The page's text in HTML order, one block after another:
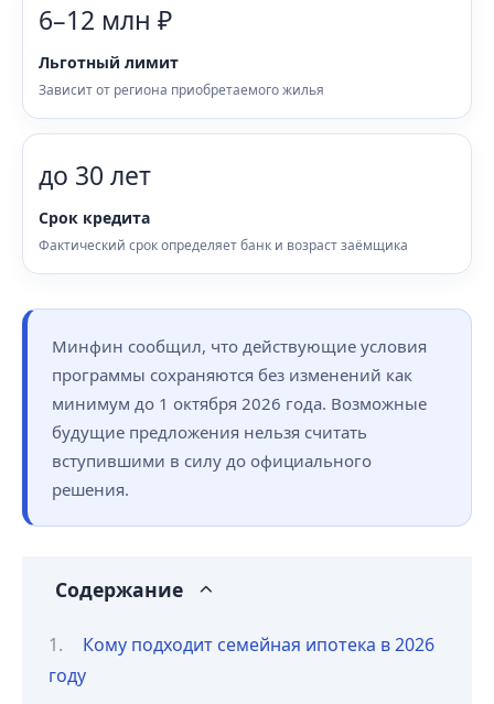
6–12 млн ₽
Льготный лимит
Зависит от региона приобретаемого жилья
до 30 лет
Срок кредита
Фактический срок определяет банк и возраст заёмщика
Минфин сообщил, что действующие условия
программы сохраняются без изменений как
минимум до 1 октября 2026 года. Возможные
будущие предложения нельзя считать
вступившими в силу до официального
решения.
Содержание
Кому подходит семейная ипотека в 2026
году